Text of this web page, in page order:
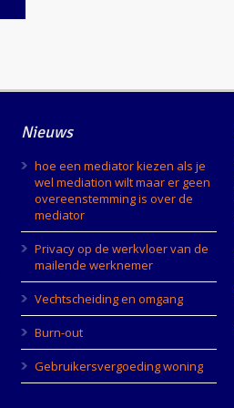
Nieuws
hoe een mediator kiezen als je
wel mediation wilt maar er geen
overeenstemming is over de
mediator
Privacy op de werkvloer van de
mailende werknemer
Vechtscheiding en omgang
Burn-out
Gebruikersvergoeding woning